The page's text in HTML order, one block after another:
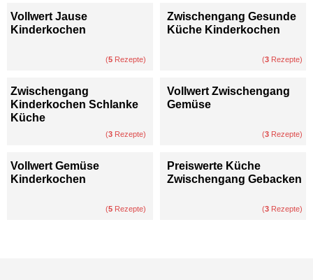
Vollwert Jause
Kinderkochen
(5 Rezepte)
Zwischengang Gesunde
Küche Kinderkochen
(3 Rezepte)
Zwischengang
Kinderkochen Schlanke
Küche
(3 Rezepte)
Vollwert Zwischengang
Gemüse
(3 Rezepte)
Vollwert Gemüse
Kinderkochen
(5 Rezepte)
Preiswerte Küche
Zwischengang Gebacken
(3 Rezepte)